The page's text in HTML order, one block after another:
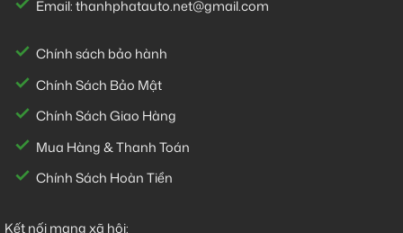
Email:thanhphatauto.net@gmail.com
Chính sách bảo hành
Chính Sách Bảo Mật
Chính Sách Giao Hàng
Mua Hàng & Thanh Toán
Chính Sách Hoàn Tiền
Kết nối mạng xã hội: